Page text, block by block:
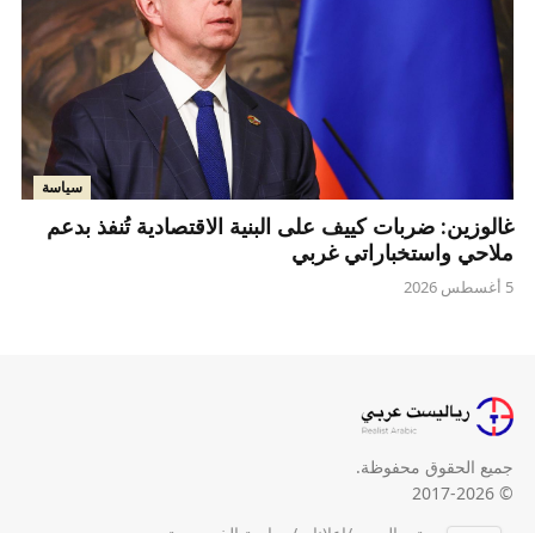
سياسة
غالوزين: ضربات كييف على البنية الاقتصادية تُنفذ بدعم
ملاحي واستخباراتي غربي
5 أغسطس 2026
جميع الحقوق محفوظة.
© 2017-2026